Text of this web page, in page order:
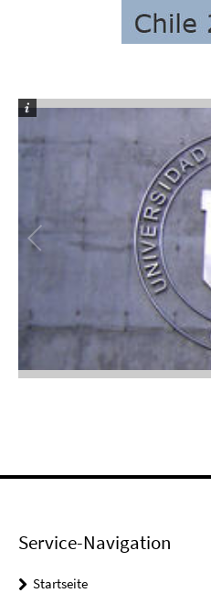
Service-Navigation
Startseite